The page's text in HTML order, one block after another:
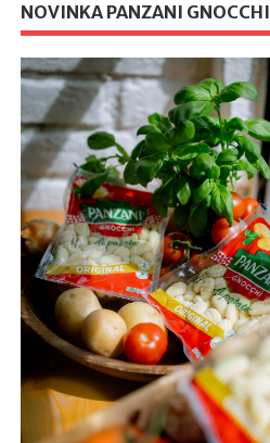
NOVINKA PANZANI GNOCCHI